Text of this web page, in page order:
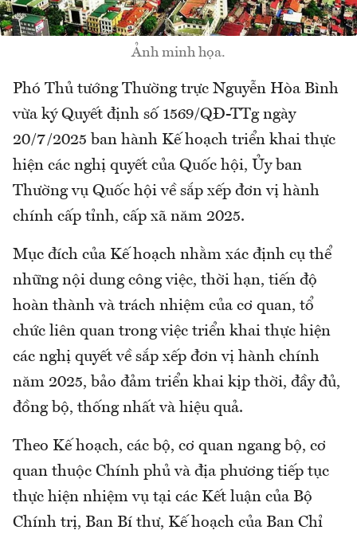
Ảnh minh họa.
Phó Thủ tướng Thường trực Nguyễn Hòa Bình
vừa ký Quyết định số 1569/QĐ-TTg ngày
20/7/2025 ban hành Kế hoạch triển khai thực
hiện các nghị quyết của Quốc hội, Ủy ban
Thường vụ Quốc hội về sắp xếp đơn vị hành
chính cấp tỉnh, cấp xã năm 2025.
Mục đích của Kế hoạch nhằm xác định cụ thể
những nội dung công việc, thời hạn, tiến độ
hoàn thành và trách nhiệm của cơ quan, tổ
chức liên quan trong việc triển khai thực hiện
các nghị quyết về sắp xếp đơn vị hành chính
năm 2025, bảo đảm triển khai kịp thời, đầy đủ,
đồng bộ, thống nhất và hiệu quả.
Theo Kế hoạch, các bộ, cơ quan ngang bộ, cơ
quan thuộc Chính phủ và địa phương tiếp tục
thực hiện nhiệm vụ tại các Kết luận của Bộ
Chính trị, Ban Bí thư, Kế hoạch của Ban Chỉ